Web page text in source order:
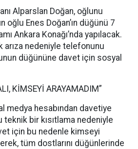
Alparslan Doğan, oğlunu
oğlu Enes Doğan’ın düğünü 7
Ankara Konağı’nda yapılacak.
arıza nedeniyle telefonunu
düğününe davet için sosyal
KİMSEYİ ARAYAMADIM”
medya hesabından davetiye
teknik bir kısıtlama nedeniyle
için bu nedenle kimseyi
tüm dostlarını düğünlerinde